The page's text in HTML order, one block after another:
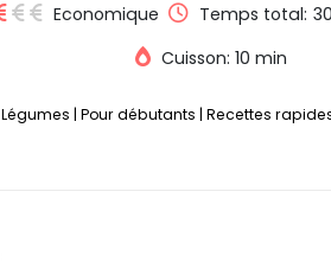
Economique Temps total:
Cuisson: 10 min
Légumes | Pour débutants | Recettes